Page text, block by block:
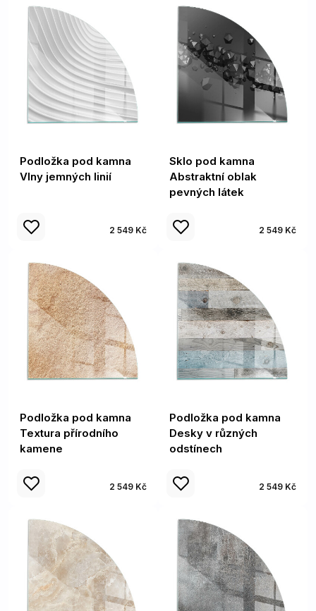
Podložka pod kamna
Vlny jemných linií
2 549 Kč
Sklo pod kamna
Abstraktní oblak
pevných látek
2 549 Kč
Podložka pod kamna
Textura přírodního
kamene
2 549 Kč
Podložka pod kamna
Desky v různých
odstínech
2 549 Kč